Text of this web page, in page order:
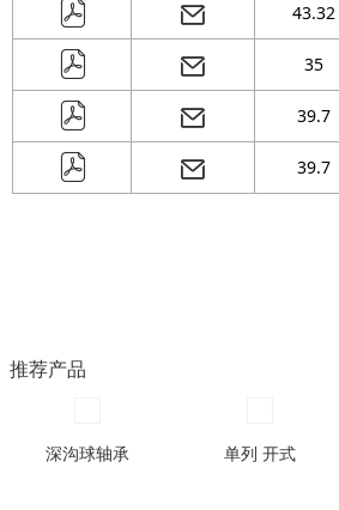
43.32
35
39.7
39.7
推荐产品
深沟球轴承 单列 开式